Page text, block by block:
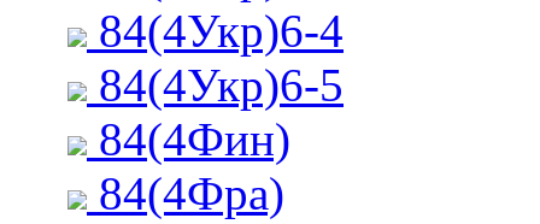
84(4Укр)6-4
84(4Укр)6-5
84(4Фин)
84(4Фра)